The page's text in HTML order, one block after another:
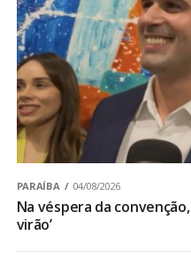
PARAÍBA 04/08/2026
Na véspera da
virão’